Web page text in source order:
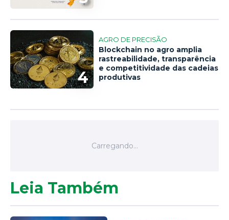
4
AGRO DE PRECISÃO
Blockchain no agro amplia
rastreabilidade, transparência
e competitividade das cadeias
produtivas
Leia Também